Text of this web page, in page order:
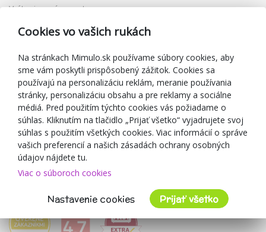
Vrátenie a výmena tovaru
Reklamácia
Zľavové kupóny
Blog
O predajcovi
Mimulo.sk
Obchodné podmienky
Ochrana osobných údajov GDPR
Kontakty
Spolupracujeme
Cookies vo vašich rukách
Na stránkach Mimulo.sk používame súbory cookies, aby
sme vám poskytli prispôsobený zážitok. Cookies sa
používajú na personalizáciu reklám, meranie používania
stránky, personalizáciu obsahu a pre reklamy a sociálne
médiá. Pred použitím týchto cookies vás požiadame o
súhlas. Kliknutím na tlačidlo „Prijať všetko“ vyjadrujete svoj
súhlas s použitím všetkých cookies. Viac informácií o správe
vašich preferencií a našich zásadách ochrany osobných
údajov nájdete tu.
Viac o súboroch cookies
Nastavenie cookies Prijať všetko